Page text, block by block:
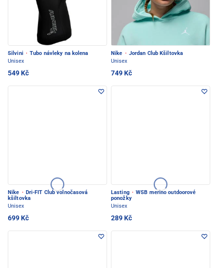
Silvini · Tubo návleky na kolena
Unisex
549 Kč
Nike · Jordan Club Kšiltovka
Unisex
749 Kč
Nike · Dri-FIT Club volnočasová
kšiltovka
Unisex
699 Kč
Lasting · WSB merino outdoorové
ponožky
Unisex
289 Kč